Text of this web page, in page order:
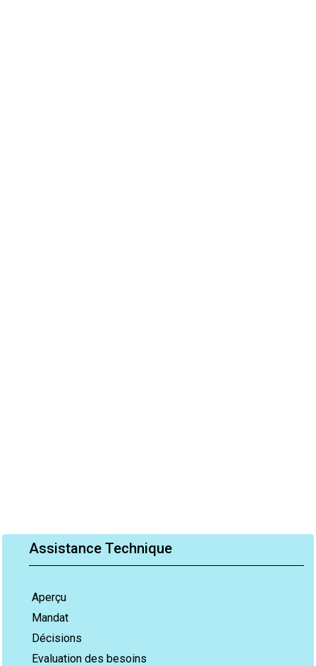
Assistance Technique
Aperçu
Mandat
Décisions
Evaluation des besoins